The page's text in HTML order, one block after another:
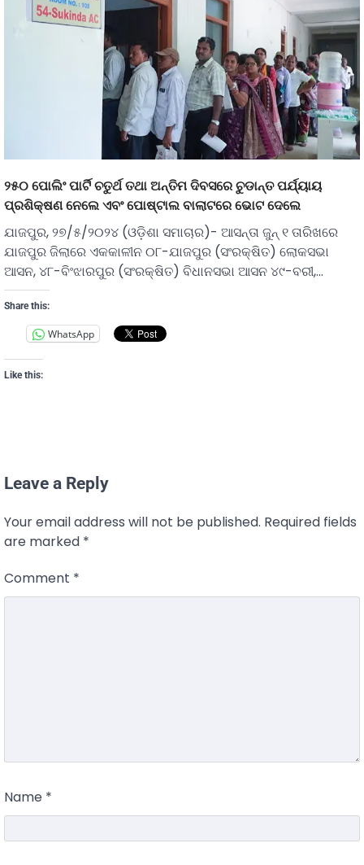
୨୫୦ ପୋଲିଂ ପାର୍ଟି ଚତୁର୍ଥ ତଥା ଅନ୍ତିମ ଦିବସରେ ଚୁଡାନ୍ତ ପର୍ଯ୍ୟାୟ
ପ୍ରଶିକ୍ଷଣ ନେଲେ ଏବଂ ପୋଷ୍ଟାଲ ବାଲାଟରେ ଭୋଟ ଦେଲେ
ଯାଜପୁର, ୨୭/୫/୨୦୨୪ (ଓଡ଼ିଶା ସମାଚାର)- ଆସନ୍ତା ଜୁନ୍ ୧ ତାରିଖରେ
ଯାଜପୁର ଜିଲାରେ ଏକକାଳୀନ ୦୮-ଯାଜପୁର (ସଂରକ୍ଷିତ) ଲୋକସଭା
ଆସନ, ୪୮-ବିଂଝାରପୁର (ସଂରକ୍ଷିତ) ବିଧାନସଭା ଆସନ ୪୯-ବରୀ,…
Share this:
WhatsApp
Like this:
Leave a Reply
Your email address will not be published. Required fields
are marked *
Comment *
Name *